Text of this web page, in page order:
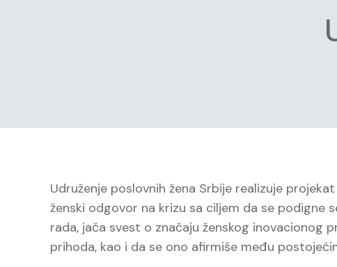
Udruženje poslovnih žena Srbije realizuje
ženski odgovor na krizu sa ciljem da se podigne
rada, jača svest o značaju ženskog inovacionog
prihoda, kao i da se ono afirmiše među